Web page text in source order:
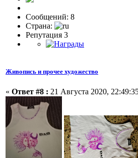
Сообщений: 8
Страна:
Репутация 3
Живопись и прочее художество
« Ответ #8 : 21 Августа 2020,